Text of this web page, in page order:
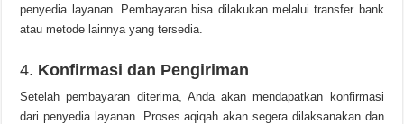
penyedia layanan. Pembayaran bisa dilakukan melalui transfer bank
atau metode lainnya yang tersedia.
4. Konfirmasi dan Pengiriman
Setelah pembayaran diterima, Anda akan mendapatkan konfirmasi
dari penyedia layanan. Proses aqiqah akan segera dilaksanakan dan